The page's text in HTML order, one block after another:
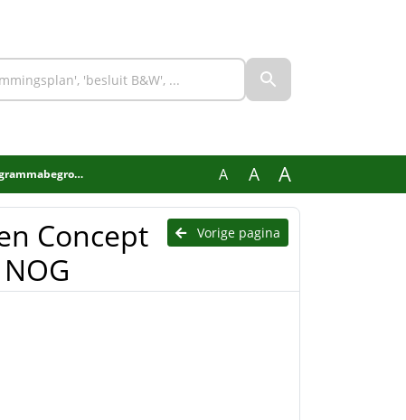
2025 GGD NOG A A A
Vorige pagina
Concept